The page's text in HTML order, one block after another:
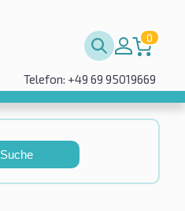
0
Telefon: +49 69 95019669
Suche